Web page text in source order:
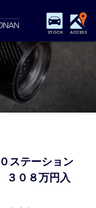
STOCK ACCESS
パーツリスト
アクセスマップ
注文販売
納車blog
ステーション
０８万円入